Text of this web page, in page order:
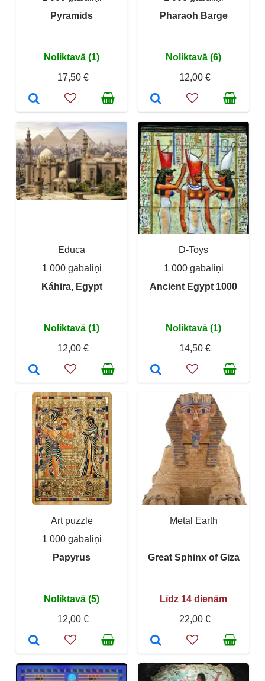
Pyramids
Noliktavā (1)
17,50 €
Pharaoh Barge
Noliktavā (6)
12,00 €
Educa
1 000 gabaliņi
Káhira, Egypt
Noliktavā (1)
12,00 €
D-Toys
1 000 gabaliņi
Ancient Egypt 1000
Noliktavā (1)
14,50 €
Art puzzle
1 000 gabaliņi
Papyrus
Noliktavā (5)
12,00 €
Metal Earth
Great Sphinx of Giza
Līdz 14 dienām
22,00 €